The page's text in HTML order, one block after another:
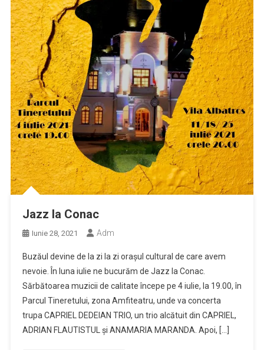
Jazz la Conac
Iunie 28, 2021 Adm
Buzăul devine de la zi la zi orașul cultural de care avem
nevoie. În luna iulie ne bucurăm de Jazz la Conac.
Sărbătoarea muzicii de calitate începe pe 4 iulie, la 19.00, în
Parcul Tineretului, zona Amfiteatru, unde va concerta
trupa CAPRIEL DEDEIAN TRIO, un trio alcătuit din CAPRIEL,
ADRIAN FLAUTISTUL și ANAMARIA MARANDA. Apoi, […]